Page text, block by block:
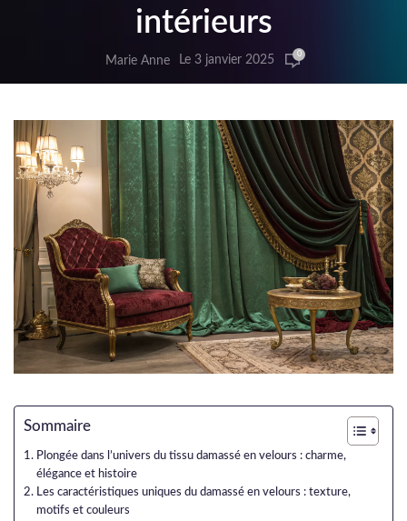
intérieurs
Marie Anne Le 3 janvier 2025 0
Sommaire
Plongée dans l’univers du tissu damassé en velours : charme,
élégance et histoire
Les caractéristiques uniques du damassé en velours : texture,
motifs et couleurs